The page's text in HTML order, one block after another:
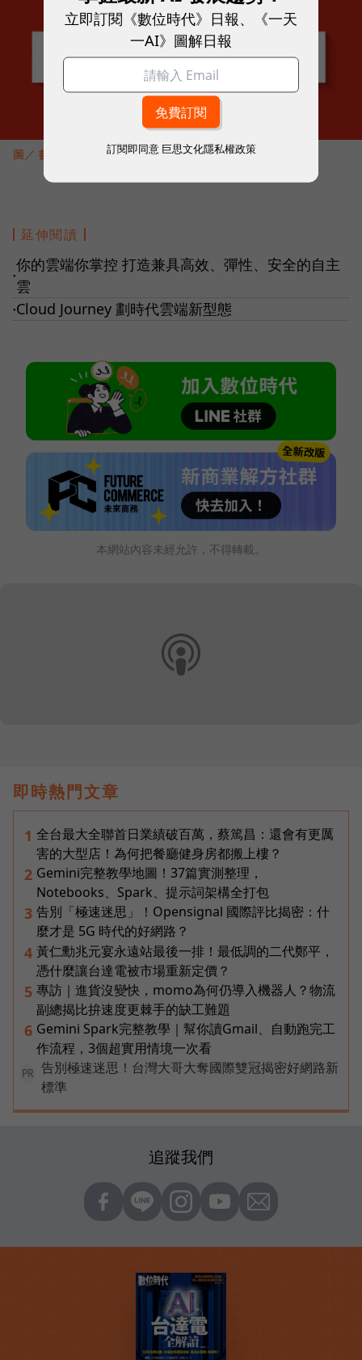
圖／ 數位時代
延伸閱讀
●
你的雲端你掌控 打造兼具高效、彈性、安全的自主
雲
● Cloud Journey 劃時代雲端新型態
本網站內容未經允許，不得轉載。
即時熱門文章
1 全台最大全聯首日業績破百萬，蔡篤昌：還會有更厲
害的大型店！為何把餐廳健身房都搬上樓？
2 Gemini完整教學地圖！37篇實測整理，
Notebooks、Spark、提示詞架構全打包
3 告別「極速迷思」！Opensignal 國際評比揭密：什
麼才是 5G 時代的好網路？
4 黃仁勳兆元宴永遠站最後一排！最低調的二代鄭平，
憑什麼讓台達電被市場重新定價？
5 專訪｜進貨沒變快，momo為何仍導入機器人？物流
副總揭比拚速度更棘手的缺工難題
6 Gemini Spark完整教學｜幫你讀Gmail、自動跑完工
作流程，3個超實用情境一次看
PR
告別極速迷思！台灣大哥大奪國際雙冠揭密好網路新
標準
追蹤我們
立即訂閱《數位時代》日報、《一天
一AI》圖解日報
訂閱即同意 巨思文化隱私權政策